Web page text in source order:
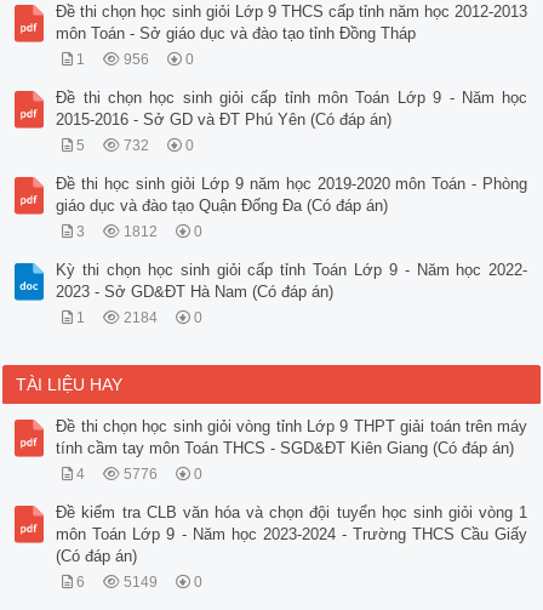
Đề thi chọn học sinh giỏi Lớp 9 THCS cấp tỉnh năm học 2012-2013
môn Toán - Sở giáo dục và đào tạo tỉnh Đồng Tháp
1 956 0
Đề thi chọn học sinh giỏi cấp tỉnh môn Toán Lớp 9 - Năm học
2015-2016 - Sở GD và ĐT Phú Yên (Có đáp án)
5 732 0
Đề thi học sinh giỏi Lớp 9 năm học 2019-2020 môn Toán - Phòng
giáo dục và đào tạo Quận Đống Đa (Có đáp án)
3 1812 0
Kỳ thi chọn học sinh giỏi cấp tỉnh Toán Lớp 9 - Năm học 2022-
2023 - Sở GD&ĐT Hà Nam (Có đáp án)
1 2184 0
TÀI LIỆU HAY
Đề thi chọn học sinh giỏi vòng tỉnh Lớp 9 THPT giải toán trên máy
tính cầm tay môn Toán THCS - SGD&ĐT Kiên Giang (Có đáp án)
4 5776 0
Đề kiểm tra CLB văn hóa và chọn đội tuyển học sinh giỏi vòng 1
môn Toán Lớp 9 - Năm học 2023-2024 - Trường THCS Cầu Giấy
(Có đáp án)
6 5149 0